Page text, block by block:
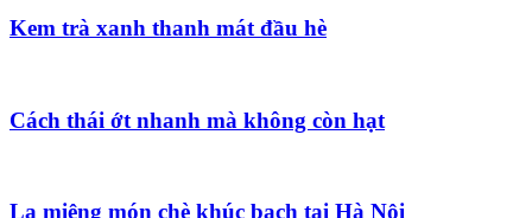
Kem trà xanh thanh mát đầu hè
Cách thái ớt nhanh mà không còn hạt
Lạ miệng món chè khúc bạch tại Hà Nội